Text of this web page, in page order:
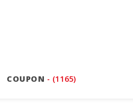
COUPON - (1165)